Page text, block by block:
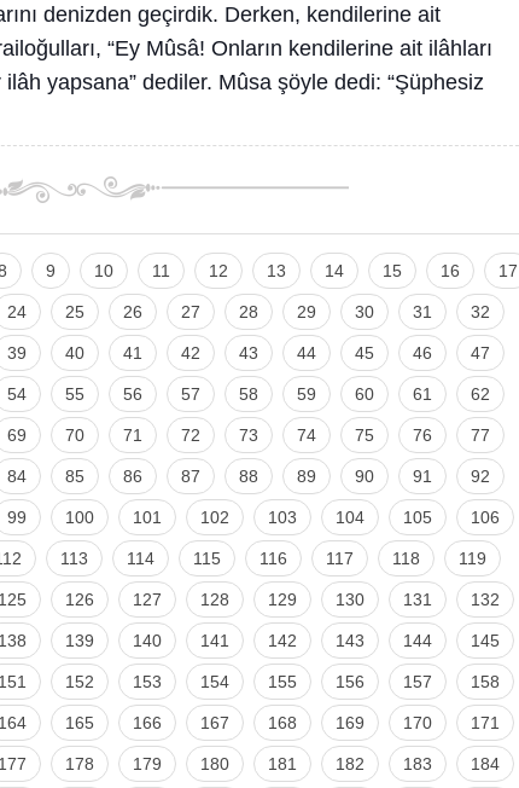
denizden geçirdik. Derken, kendilerine ait
“Ey Mûsâ! Onların kendilerine ait ilâhları
yapsana” dediler. Mûsa şöyle dedi: “Şüphesiz
9 10 11 12 13 14 15 16 17
24 25 26 27 28 29 30 31 32
39 40 41 42 43 44 45 46 47
54 55 56 57 58 59 60 61 62
69 70 71 72 73 74 75 76 77
84 85 86 87 88 89 90 91 92
99 100 101 102 103 104 105 106
113 114 115 116 117 118 119
125 126 127 128 129 130 131 132
138 139 140 141 142 143 144 145
151 152 153 154 155 156 157 158
164 165 166 167 168 169 170 171
177 178 179 180 181 182 183 184